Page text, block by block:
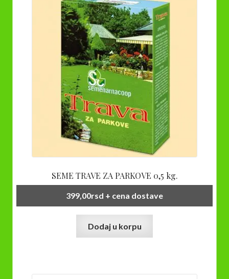
SEME TRAVE ZA PARKOVE 0,5 kg.
399,00rsd + cena dostave
Dodaj u korpu